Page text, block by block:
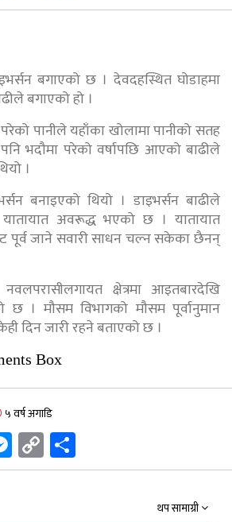
Link
बगाएको छ । देवदहस्थित घोडाहमा
बगाएको हो ।
पानीले यहाँका खोलामा पानीको सतह
भदौमा परेको वर्षापछि आएको बाढीले
।
बनाइएको थियो । डाइभर्सन बाढीले
अवरूद्ध भएको छ । यातायात
पूर्व जाने सवारी साधन चल्न सकेका छैनन्
क्षेत्रमा आइतबारदेखि
छ । मौसम विभागको मौसम पूर्वानुमान
दिन जारी रहने बताएको छ ।
Box
५ वर्ष अगाडि
Messenger
Copy
Link
थप सामाग्री